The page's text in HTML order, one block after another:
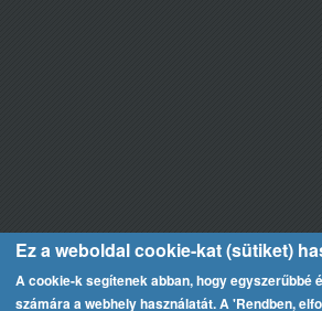
Ez a weboldal cookie-kat (sütiket)
A cookie-k segítenek abban, hogy
számára a webhely használatát. A 'Rendben,